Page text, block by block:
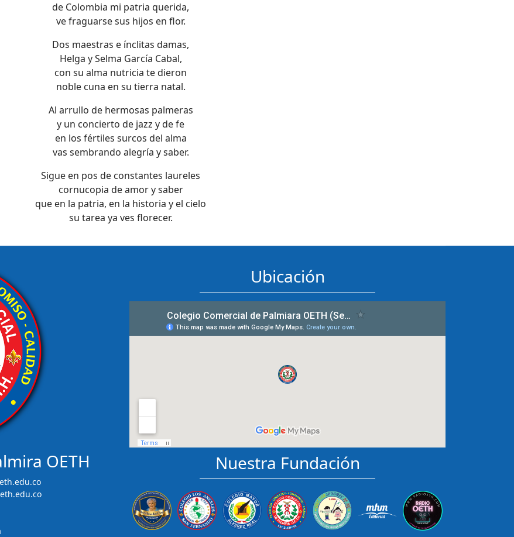
de Colombia mi patria querida,
ve fraguarse sus hijos en flor.
Dos maestras e ínclitas damas,
Helga y Selma García Cabal,
con su alma nutricia te dieron
noble cuna en su tierra natal.
Al arrullo de hermosas palmeras
y un concierto de jazz y de fe
en los fértiles surcos del alma
vas sembrando alegría y saber.
Sigue en pos de constantes laureles
cornucopia de amor y saber
que en la patria, en la historia y el cielo
su tarea ya ves florecer.
OETH
Ubicación
Nuestra Fundación